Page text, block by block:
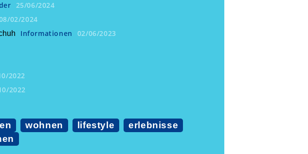
25/06/2024
02/2024
Informationen 02/06/2023
2022
2022
wohnen lifestyle
erlebnisse